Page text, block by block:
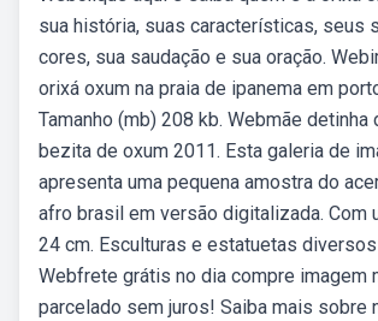
sua história, suas características, seus
cores, sua saudação e sua oração.
orixá oxum na praia de ipanema em
Tamanho (mb) 208 kb. Webmãe detinha
bezita de oxum 2011. Esta galeria de
apresenta uma pequena amostra do
afro brasil em versão digitalizada. Com
24 cm. Esculturas e estatuetas
Webfrete grátis no dia compre imagem
parcelado sem juros! Saiba mais sobre